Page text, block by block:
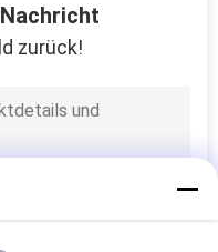
zurück!